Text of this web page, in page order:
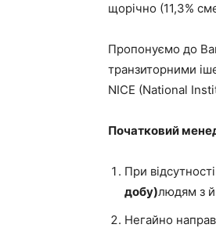
щорічно (11,3%
Пропонуємо до
транзиторними
NICE (National
Початковий
При
добу)людям з
Негайно